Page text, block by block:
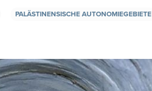
PALÄSTINENSISCHE AUTONOMIEGEBIETE